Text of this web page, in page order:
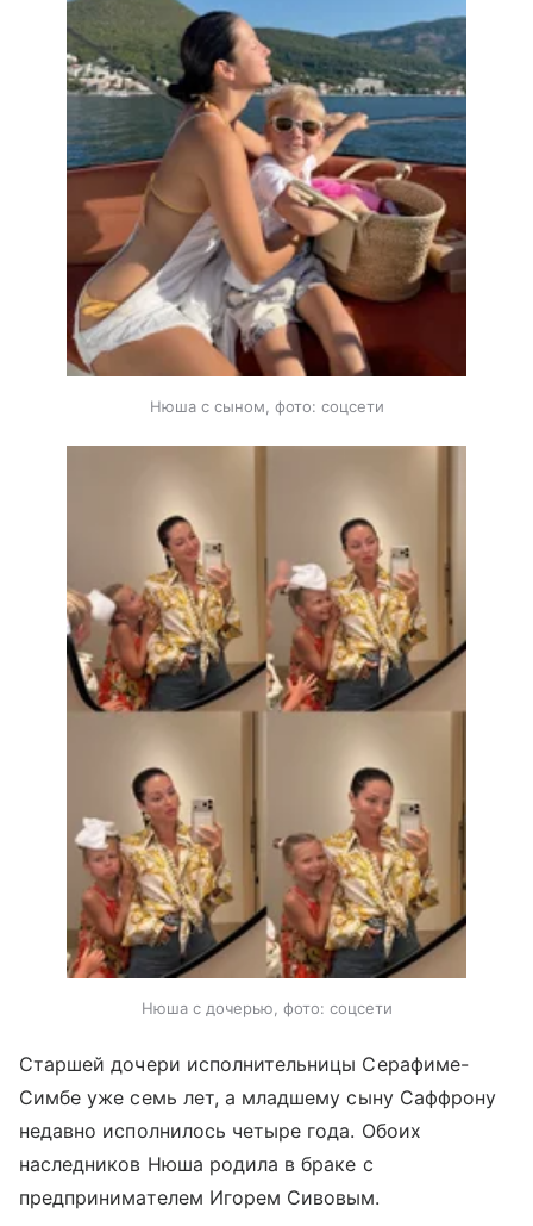
Нюша с сыном, фото: соцсети
Нюша с дочерью, фото: соцсети
Старшей дочери исполнительницы Серафиме-
Симбе уже семь лет, а младшему сыну Саффрону
недавно исполнилось четыре года. Обоих
наследников Нюша родила в браке с
предпринимателем Игорем Сивовым.